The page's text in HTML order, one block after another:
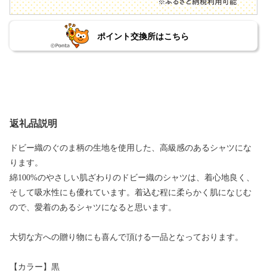
ポイント交換所はこちら
返礼品説明
ドビー織のぐのま柄の生地を使用した、高級感のあるシャツにな
ります。
綿100%のやさしい肌ざわりのドビー織のシャツは、着心地良く、
そして吸水性にも優れています。着込む程に柔らかく肌になじむ
ので、愛着のあるシャツになると思います。
大切な方への贈り物にも喜んで頂ける一品となっております。
【カラー】黒